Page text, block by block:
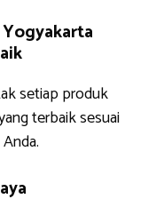
setiap produk
terbaik sesuai